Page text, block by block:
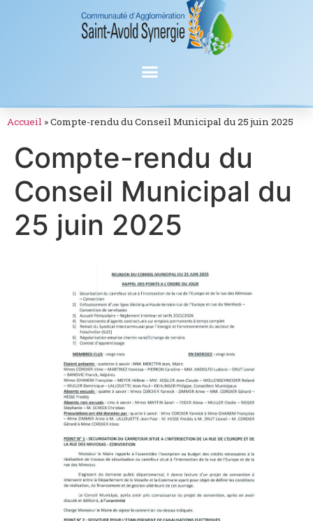
Accueil »Compte-rendu du Conseil Municipal du 25 juin 2025
Compte-rendu du
Conseil Municipal du
25 juin 2025